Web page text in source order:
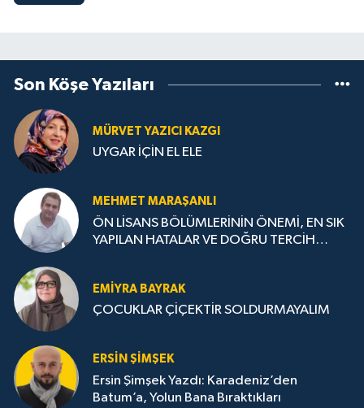
Son Köşe Yazıları
MÜRVET YAZICI KAZGI
UYGAR İÇİN EL ELE
MEHMET MARAŞANLI
ÖN LİSANS BÖLÜMLERİNİN ÖNEMİ, EN SIK
YAPILAN HATALAR VE DOĞRU TERCİH
EMIYRA BAYRAK
ÇOCUKLAR ÇİÇEKTİR SOLDURMAYALIM
ERSIN ŞIMŞEK
Ersin Şimşek Yazdı: Karadeniz’den
Batum’a, Yolun Bana Bıraktıkları